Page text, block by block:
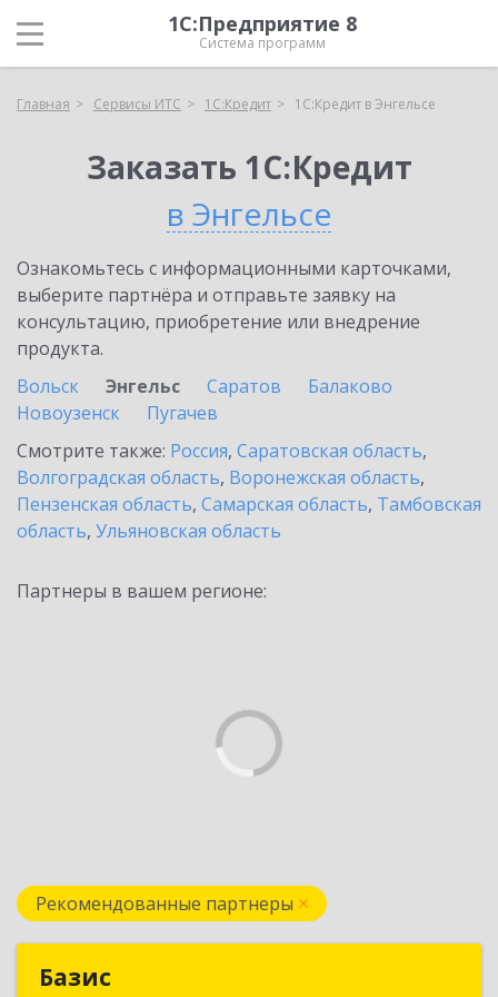
1С:Предприятие 8
Система программ
Главная Сервисы ИТС 1С:Кредит 1С:Кредит в Энгельсе
Заказать 1С:Кредит
в Энгельсе
Ознакомьтесь с информационными карточками,
выберите партнёра и отправьте заявку на
консультацию, приобретение или внедрение
продукта.
Вольск
Энгельс Саратов
Балаково
Новоузенск
Пугачев
Смотрите также: Россия, Саратовская область,
Волгоградская область, Воронежская область,
Пензенская область, Самарская область, Тамбовская
область, Ульяновская область
Партнеры в вашем регионе:
Рекомендованные партнеры
Базис